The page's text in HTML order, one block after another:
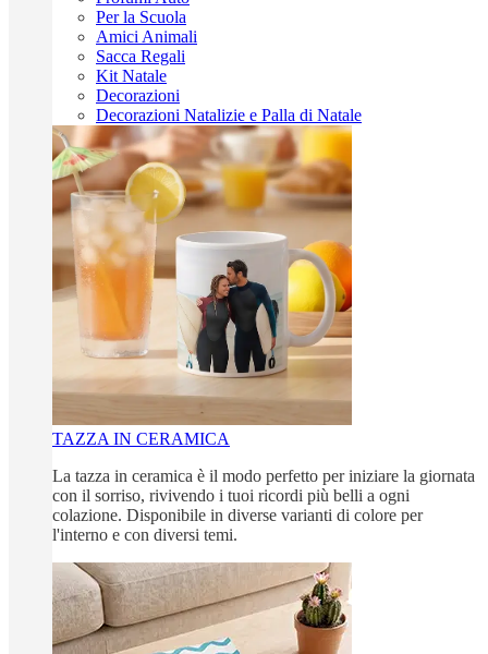
Per la Scuola
Amici Animali
Sacca Regali
Kit Natale
Decorazioni
Decorazioni Natalizie e Palla di Natale
TAZZA IN CERAMICA
La tazza in ceramica è il modo perfetto per iniziare la giornata
con il sorriso, rivivendo i tuoi ricordi più belli a ogni
colazione. Disponibile in diverse varianti di colore per
l'interno e con diversi temi.